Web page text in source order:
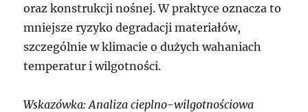
oraz konstrukcji nośnej. W praktyce oznacza to
mniejsze ryzyko degradacji materiałów,
szczególnie w klimacie o dużych wahaniach
temperatur i wilgotności.
Wskazówka: Analiza cieplno-wilgotnościowa